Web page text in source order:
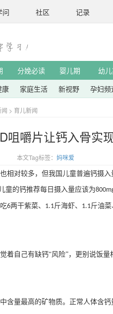
问 社区 记录
分娩必读 婴儿期
幼
康 家庭生活 新视野 孕妇频
> 育儿新闻
咀嚼片让钙入骨实
本文Tag标签： 妈咪爱
相对较多，但我国儿童普遍钙摄
童的钙推荐每日摄入量应该为
6两干紫菜、 1.1斤海虾、 1.1斤油菜
着自己有缺钙“风险”，更别说饭
含量最高的矿物质。正常人体含钙